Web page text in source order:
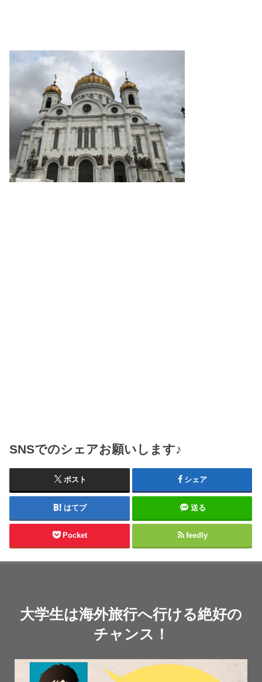
SNSでのシェアお願いします♪
ポスト シェア
はてブ 送る
Pocket feedly
大学生は海外旅行へ行ける絶好の
チャンス！